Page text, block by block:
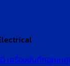
เครื่องบันทึกอุณหภู